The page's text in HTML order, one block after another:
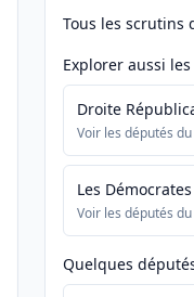
Tous les scrutins
Explorer aussi
Droite
Voir les députés
Les Démocrates
Voir les députés
Quelques